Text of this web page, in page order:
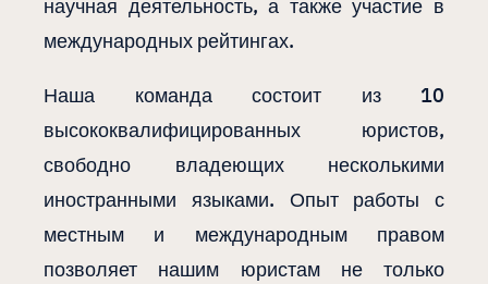
научная деятельность, а также участие в
международных рейтингах.
Наша команда состоит из 10
высококвалифицированных юристов,
свободно владеющих несколькими
иностранными языками. Опыт работы с
местным и международным правом
позволяет нашим юристам не только